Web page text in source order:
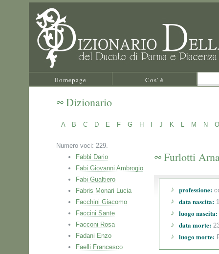
Homepage Cos' è
Dizionario
A B C D E F G H J K L M N O
Numero voci: 229.
Fabbi Dario
Fabi Giovanni Ambrogio
Fabi Gualtiero
Fabris Monari Lucia
Facchini Giacomo
Faccini Sante
Facconi Rosa
Fadani Enzo
Faelli Francesco
Furlotti
professione:
data nascita:
luogo nascita:
data morte:
luogo morte: